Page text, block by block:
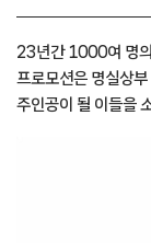
23년간 1000여 명
프로모션은 명실상
주인공이 될 이들을